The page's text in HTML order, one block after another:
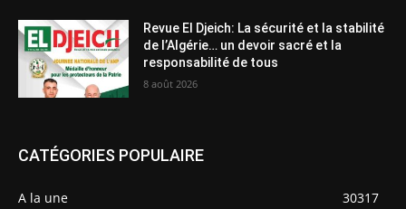
Revue El Djeich: La sécurité et la stabilité
de l’Algérie… un devoir sacré et la
responsabilité de tous
8 août 2026
CATÉGORIES POPULAIRE
A la une
30317